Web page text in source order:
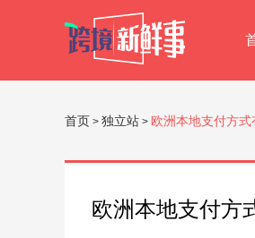
首页 > 独立站 > 欧洲本地支付方式
欧洲本地支付方